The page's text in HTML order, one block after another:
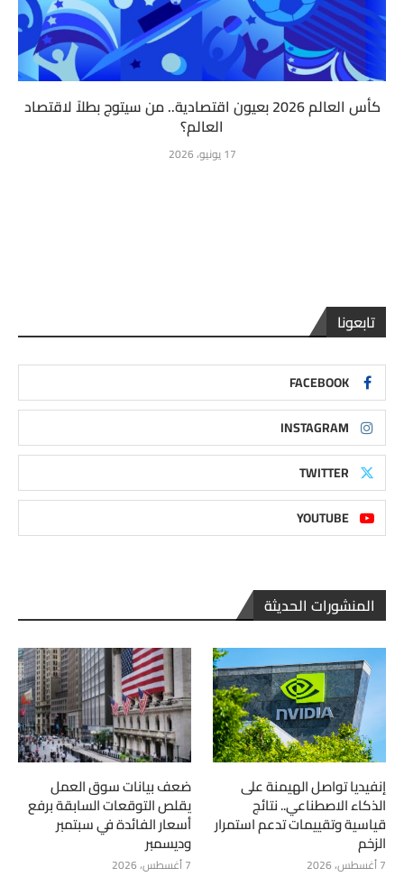
كأس العالم 2026 بعيون اقتصادية.. من سيتوج بطلاً لاقتصاد
العالم؟
17 يونيو، 2026
تابعونا
FACEBOOK
INSTAGRAM
TWITTER
YOUTUBE
المنشورات الحديثة
إنفيديا تواصل الهيمنة على
الذكاء الاصطناعي.. نتائج
قياسية وتقييمات تدعم استمرار
الزخم
7 أغسطس، 2026
ضعف بيانات سوق العمل
يقلص التوقعات السابقة برفع
أسعار الفائدة في سبتمبر
وديسمبر
7 أغسطس، 2026